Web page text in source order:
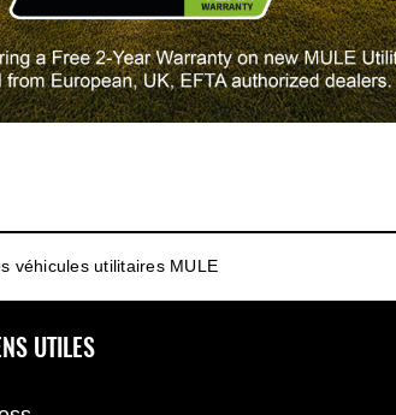
véhicules utilitaires MULE
UTILES